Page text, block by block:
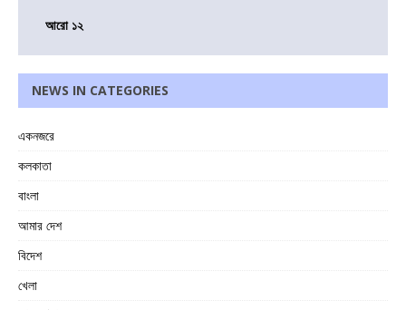
আরো ১২
NEWS IN CATEGORIES
একনজরে
কলকাতা
বাংলা
আমার দেশ
বিদেশ
খেলা